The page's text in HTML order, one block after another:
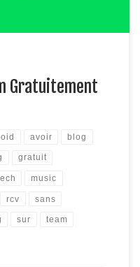
Gratuitement
avoir blog
gratuit
music
rcv sans
sur team